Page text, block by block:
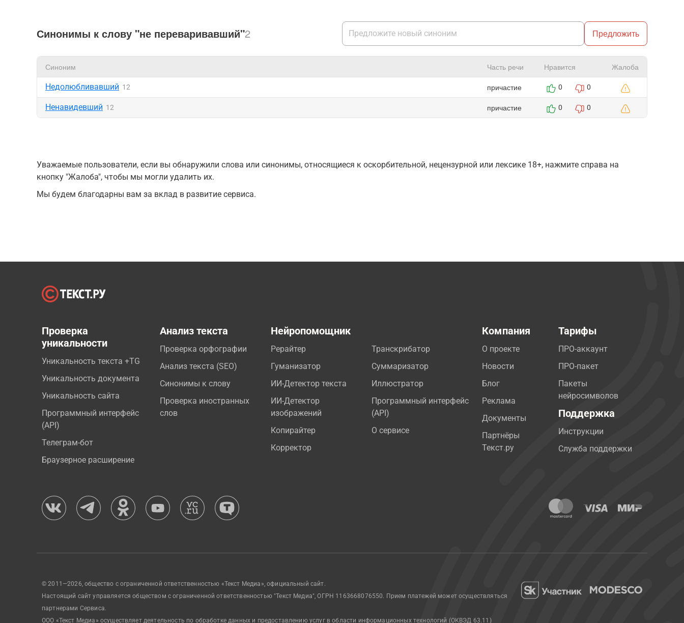
Синонимы к слову "не переваривавший"2 Предложить
Синоним Часть речи Нравится Жалоба
Недолюбливавший 12 причастие 0 0
Ненавидевший 12 причастие 0 0
Уважаемые пользователи, если вы обнаружили слова или синонимы, относящиеся к оскорбительной, нецензурной или лексике 18+, нажмите справа на
кнопку "Жалоба", чтобы мы могли удалить их.
Мы будем благодарны вам за вклад в развитие сервиса.
Проверка
уникальности
Уникальность текста +TG
Уникальность документа
Уникальность сайта
Программный интерфейс
(API)
Телеграм-бот
Браузерное расширение
Анализ текста
Проверка орфографии
Анализ текста (SEO)
Синонимы к слову
Проверка иностранных
слов
Нейропомощник
Рерайтер
Гуманизатор
ИИ-Детектор текста
ИИ-Детектор
изображений
Копирайтер
Корректор
Транскрибатор
Суммаризатор
Иллюстратор
Программный интерфейс
(API)
О сервисе
Компания
О проекте
Новости
Блог
Реклама
Документы
Партнёры
Текст.ру
Тарифы
ПРО-аккаунт
ПРО-пакет
Пакеты
нейросимволов
Поддержка
Инструкции
Служба поддержки
© 2011—2026, общество с ограниченной ответственностью «Текст Медиа», официальный сайт.
Настоящий сайт управляется обществом с ограниченной ответственностью "Текст Медиа", ОГРН 1163668076550. Прием платежей может осуществляться
партнерами Сервиса.
ООО «Текст Медиа» осуществляет деятельность по обработке данных и предоставлению услуг в области информационных технологий (ОКВЭД 63.11)